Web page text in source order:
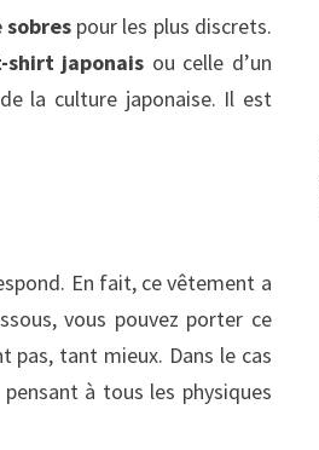
sobrespour les plus discrets.
shirt japonais ou celle d’un
la culture japonaise. Il est
En fait, ce vêtement a
vous pouvez porter ce
pas, tant mieux. Dans le cas
à tous les physiques